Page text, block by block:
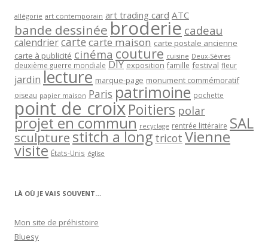
allégorie art contemporain art trading card ATC
bande dessinée broderie cadeau
calendriercartecarte maison carte postale ancienne
carte à publicité cinéma couture cuisine Deux-Sèvres
deuxième guerre mondiale DIY exposition famille festival fleur
jardin lecture marque-page monument commémoratif
oiseau papier maison Paris patrimoine pochette
point de croixPoitiers polar
projet en commun recyclage rentrée littéraire SAL
sculpturestitch a long tricot Vienne
visite États-Unis église
LÀ OÙ JE VAIS SOUVENT…
Mon site de préhistoire
Bluesy